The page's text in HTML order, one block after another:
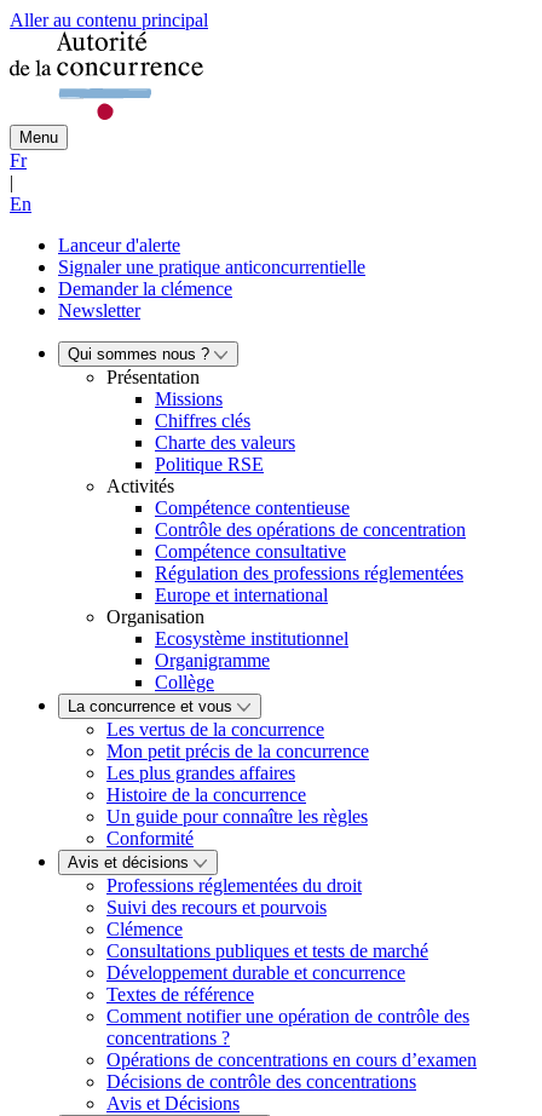
Aller au contenu principal
Menu
Fr
|
En
Lanceur d'alerte
Signaler une pratique anticoncurrentielle
Demander la clémence
Newsletter
Qui sommes nous ?
Présentation
Missions
Chiffres clés
Charte des valeurs
Politique RSE
Activités
Compétence contentieuse
Contrôle des opérations de concentration
Compétence consultative
Régulation des professions réglementées
Europe et international
Organisation
Ecosystème institutionnel
Organigramme
Collège
La concurrence et vous
Les vertus de la concurrence
Mon petit précis de la concurrence
Les plus grandes affaires
Histoire de la concurrence
Un guide pour connaître les règles
Conformité
Avis et décisions
Professions réglementées du droit
Suivi des recours et pourvois
Clémence
Consultations publiques et tests de marché
Développement durable et concurrence
Textes de référence
Comment notifier une opération de contrôle des
concentrations ?
Opérations de concentrations en cours d’examen
Décisions de contrôle des concentrations
Avis et Décisions